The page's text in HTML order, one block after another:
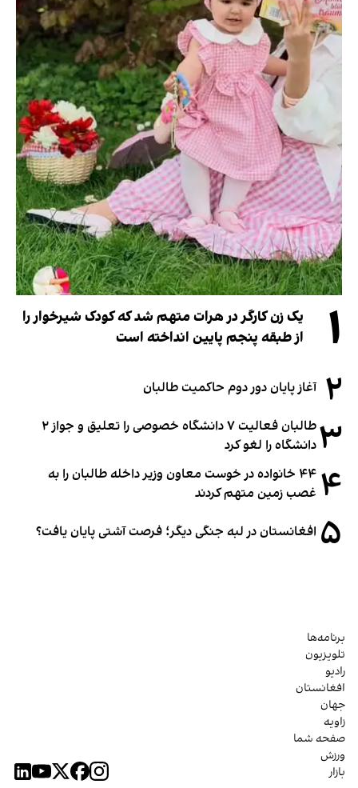
۱
یک زن کارگر در هرات متهم شد که کودک شیرخوار را
از طبقه پنجم پایین انداخته است
۲ آغاز پایان دور دوم حاکمیت طالبان
۳
طالبان فعالیت ۷ دانشگاه خصوصی را تعلیق و جواز ۲
دانشگاه را لغو کرد
۴
۴۴ خانواده در خوست معاون وزیر داخله طالبان را به
غصب زمین متهم کردند
۵ افغانستان در لبه جنگی دیگر؛ فرصت آشتی پایان یافت؟
برنامه‌ها
تلویزیون
رادیو
افغانستان
جهان
زاویه
صفحه شما
ورزش
بازار